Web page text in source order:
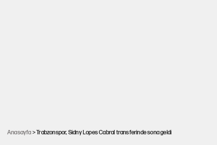
Anasayfa > Trabzonspor, Sidny Lopes Cabral transferinde sona geldi